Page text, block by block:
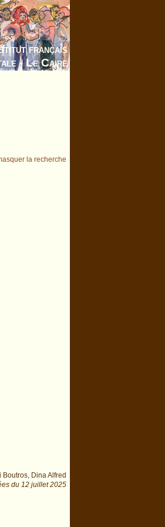
français
- Le Caire
la recherche
Dina Alfred
du 12 juillet 2025